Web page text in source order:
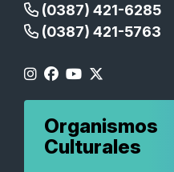
(0387) 421-6285
(0387) 421-5763
Organismos
Culturales